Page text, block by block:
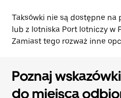
Taksówki nie są dostępne na
lub z lotniska Port lotniczy w
Zamiast tego rozważ inne
Poznaj
do miejsca